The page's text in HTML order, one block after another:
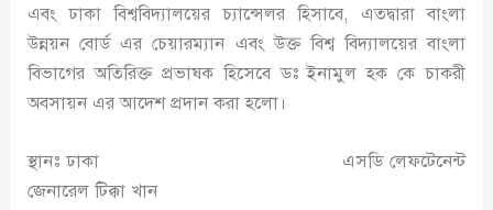
এবং ঢাকা বিশ্ববিদ্যালয়ের চ্যান্সেলর হিসাবে, এতদ্বারা বাংলা
উন্নয়ন বোর্ড এর চেয়ারম্যান এবং উক্ত বিশ্ব বিদ্যালয়ের বাংলা
বিভাগের অতিরিক্ত প্রভাষক হিসেবে ডঃ ইনামুল হক কে চাকরী
অবসায়ন এর আদেশ প্রদান করা হলো।
স্থানঃ ঢাকা এসডি লেফটেনেন্ট
জেনারেল টিক্কা খান